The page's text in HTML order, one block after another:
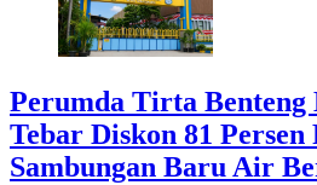
Perumda Tirta Benteng
Tebar Diskon 81 Persen
Sambungan Baru Air